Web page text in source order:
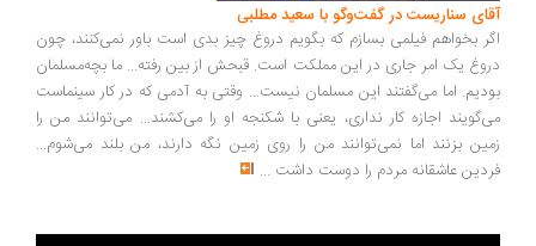
سناریست در گفت‌وگو با سعید مطلبی
بخواهم فیلمی بسازم که بگویم دروغ چیز بدی است باور نمی‌کنند، چون
یک امر جاری در این مملکت است. قبحش از بین رفته... ما بچه‌مسلمان
اما می‌گفتند این مسلمان نیست... وقتی به آدمی که در کار سینماست
اجازه کار نداری، یعنی با شکنجه او را می‌کشند... می‌توانند من را
بزنند اما نمی‌توانند من را روی زمین نگه دارند، من بلند می‌شوم...
عاشقانه مردم را دوست داشت ...